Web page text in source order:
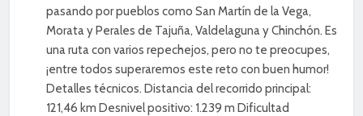
pasando por pueblos como San Martín de la Vega,
Morata y Perales de Tajuña, Valdelaguna y Chinchón. Es
una ruta con varios repechejos, pero no te preocupes,
¡entre todos superaremos este reto con buen humor!
Detalles técnicos. Distancia del recorrido principal:
121,46 km Desnivel positivo: 1.239 m Dificultad